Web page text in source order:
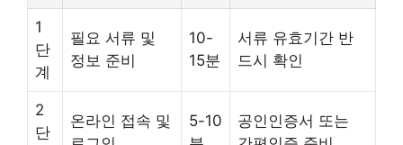
1
단
계
필요 서류 및
정보 준비
10-
15분
서류 유효기간 반
드시 확인
2
단
온라인 접속 및
5-10
공인인증서 또는